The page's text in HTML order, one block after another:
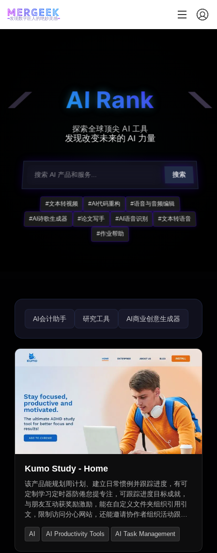
发现数字匠人的绝妙灵感
AI Rank
探索全球顶尖 AI 工具
发现改变未来的 AI 力量
搜索
#文本转视频 #AI代码重构 #语音与音频编辑
#AI诗歌生成器 #论文写手 #AI语音识别 #文本转语音
#作业帮助
AI会计助手 研究工具 AI商业创意生成器
AI咨询助手 AI交易机器人助手 税务助手
投资助手 销售助手 NFT 区块链
Kumo Study - Home
该产品能规划周计划、建立日常惯例并跟踪进度，有可
定制学习定时器防倦怠提专注，可跟踪进度目标成就，
与朋友互动获奖励激励，能在自定义文件夹组织引用引
文，限制访问分心网站，还能邀请协作者组织活动跟踪
AI AI Productivity Tools AI Task Management